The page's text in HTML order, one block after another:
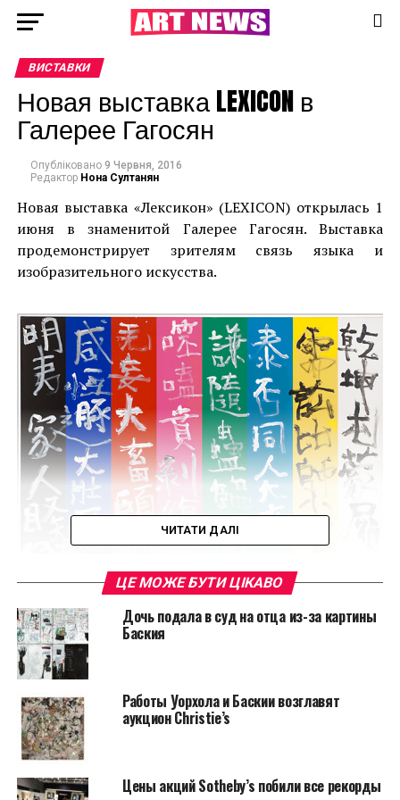
ВИСТАВКИ
Новая выставка LEXICON в
Галерее Гагосян
Опубліковано 9 Червня, 2016
Редактор Нона Султанян
Новая выставка «Лексикон» (LEXICON) открылась 1
июня в знаменитой Галерее Гагосян. Выставка
продемонстрирует зрителям связь языка и
изобразительного искусства.
Читайте также:На галерею Гагосяна подали
в суд?
В LEXICON представлены самые известные
визуальные шедевры, которые хоть как-то
манипулируют буквами и словами. Отметим, что в
выставке приняли участие такие известные
художники, как Жан-Мишель Баския, Джаспер
Джонс, Дэмиен Херст, Сай Твомбли, Ричард Принс,
Эд Руше и Нам Джун Пайк.
ЧИТАТИ ДАЛІ
ЦЕ МОЖЕ БУТИ ЦІКАВО
Дочь подала в суд на отца из-за картины
Баския
Работы Уорхола и Баскии возглавят
аукцион Christie’s
Цены акций Sotheby’s побили все рекорды